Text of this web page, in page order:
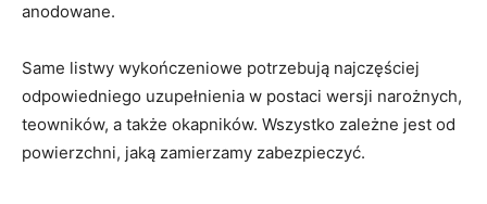
anodowane.
Same listwy wykończeniowe potrzebują najczęściej
odpowiedniego uzupełnienia w postaci wersji narożnych,
teowników, a także okapników. Wszystko zależne jest od
powierzchni, jaką zamierzamy zabezpieczyć.